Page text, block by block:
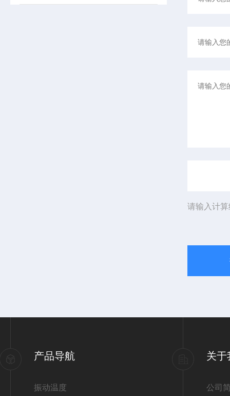
请输入计
产品导航
振动温度
关于
公司